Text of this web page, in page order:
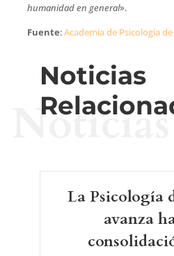
humanidad en general».
Fuente:Academia de Psicología
Noticias
Noticias
La Psicología
avanza